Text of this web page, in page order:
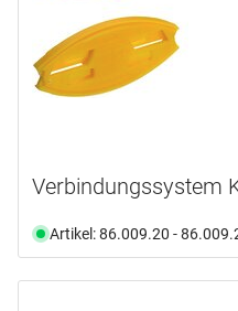
Verbindungssystem
Artikel: 86.009.20 -